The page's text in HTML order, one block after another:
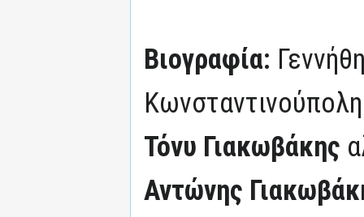
Βιογραφία:
Τόνυ Γιακωβάκης
Αντώνης